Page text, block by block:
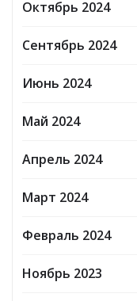
Октябрь 2024
Сентябрь 2024
Июнь 2024
Май 2024
Апрель 2024
Март 2024
Февраль 2024
Ноябрь 2023